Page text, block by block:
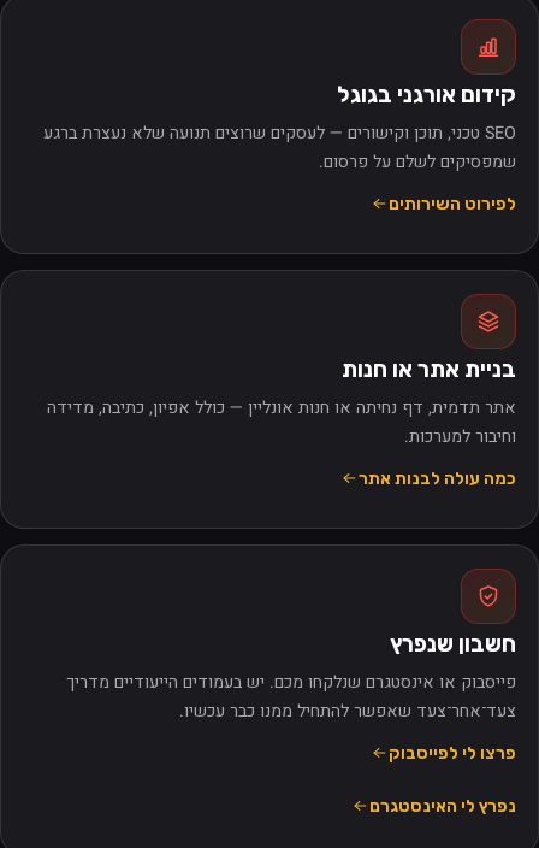
קידום אורגני בגוגל
SEO טכני, תוכן וקישורים — לעסקים שרוצים תנועה שלא נעצרת ברגע
שמפסיקים לשלם על פרסום.
לפירוט השירותים
בניית אתר או חנות
אתר תדמית, דף נחיתה או חנות אונליין — כולל אפיון, כתיבה, מדידה
וחיבור למערכות.
כמה עולה לבנות אתר
חשבון שנפרץ
פייסבוק או אינסטגרם שנלקחו מכם. יש בעמודים הייעודיים מדריך
צעד־אחר־צעד שאפשר להתחיל ממנו כבר עכשיו.
פרצו לי לפייסבוק
נפרץ לי האינסטגרם